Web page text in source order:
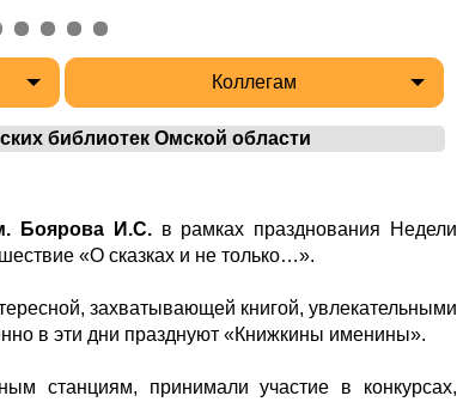
Коллегам
библиотек Омской области
Боярова И.С.в рамках празднования Недели
«О сказках и не только…».
захватывающей книгой, увлекательными
в эти дни празднуют «Книжкины именины».
станциям, принимали участие в конкурсах,